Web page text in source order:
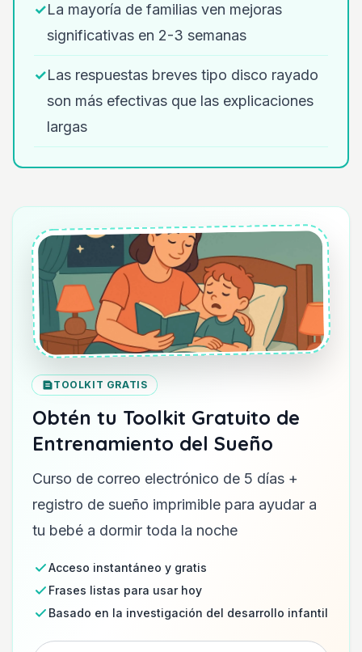
✓La mayoría de familias ven mejoras
significativas en 2-3 semanas
✓Las respuestas breves tipo disco rayado
son más efectivas que las explicaciones
largas
TOOLKIT GRATIS
Obtén tu Toolkit Gratuito de
Entrenamiento del Sueño
Curso de correo electrónico de 5 días +
registro de sueño imprimible para ayudar a
tu bebé a dormir toda la noche
Acceso instantáneo y gratis
Frases listas para usar hoy
Basado en la investigación del desarrollo infantil